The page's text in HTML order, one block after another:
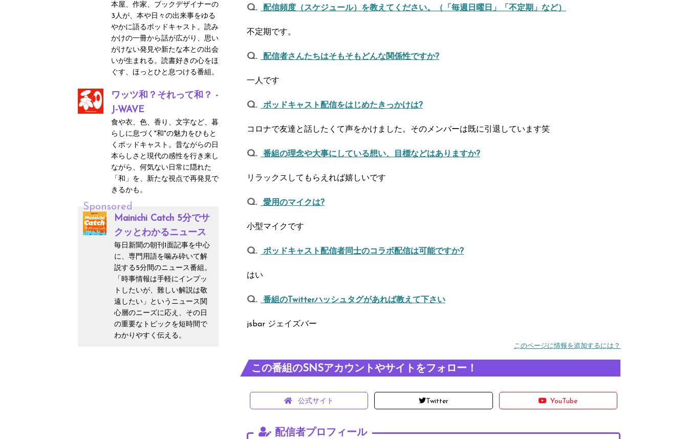
本屋、作家、ブックデザイナーの
3人が、本や日々の出来事をゆる
やかに語るポッドキャスト。読み
かけの一冊から話が広がり、思い
がけない発見や新たな本との出会
いが生まれる。読書好きの心をほ
ぐす、ほっとひと息つける番組。
ワッツ和？それって和？ -
J-WAVE
食や衣、色、香り、文字など、暮
らしに息づく"和"の魅力をひもと
くポッドキャスト。昔ながらの日
本らしさと現代の感性を行き来し
ながら、何気ない日常に隠れた
「和」を、新たな視点で再発見で
きるかも。
Sponsored
Mainichi Catch 5分でサ
クッとわかるニュース
毎日新聞の朝刊1面記事を中心
に、専門用語を噛み砕いて解
説する5分間のニュース番組。
「時事情報は手軽にインプッ
トしたいが、難しい解説は敬
遠したい」というニュース関
心層のニーズに応え、その日
の重要なトピックを短時間で
わかりやすく伝える。
配信頻度（スケジュール）を教えてください。（「毎週日曜日」「不定期」など）
不定期です。
配信者さんたちはそもそもどんな関係性ですか?
一人です
ポッドキャスト配信をはじめたきっかけは?
コロナで友達と話したくて声をかけました。そのメンバーは既に引退しています笑
番組の理念や大事にしている想い、目標などはありますか?
リラックスしてもらえれば嬉しいです
愛用のマイクは?
小型マイクです
ポッドキャスト配信者同士のコラボ配信は可能ですか?
はい
番組のTwitterハッシュタグがあれば教えて下さい
jsbar ジェイズバー
このページに情報を追加するには？
この番組のSNSアカウントやサイトをフォロー！
公式サイト Twitter YouTube
配信者プロフィール